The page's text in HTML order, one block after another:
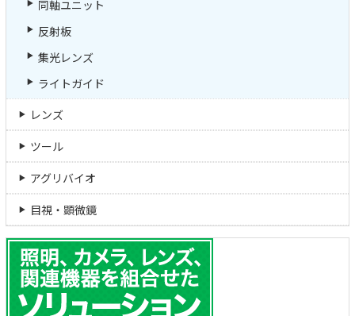
同軸ユニット
反射板
集光レンズ
ライトガイド
レンズ
ツール
アグリバイオ
目視・顕微鏡